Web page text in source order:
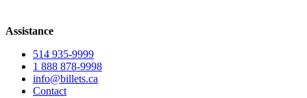
Assistance
514 935-9999
1 888 878-9998
info@billets.ca
Contact